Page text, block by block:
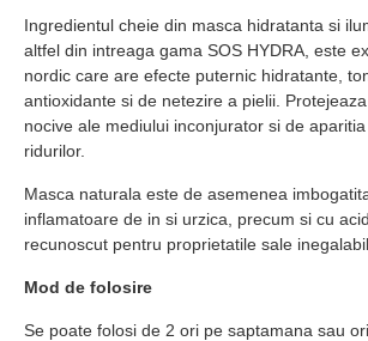
Ingredientul cheie din masca hidratanta si
altfel din intreaga gama SOS HYDRA, este
nordic care are efecte puternic hidratante,
antioxidante si de netezire a pielii.
nocive ale mediului inconjurator si de
ridurilor.
Masca naturala este de asemenea
inflamatoare de in si urzica, precum si cu
recunoscut pentru proprietatile sale
Mod de folosire
Se poate folosi de 2 ori pe saptamana sau